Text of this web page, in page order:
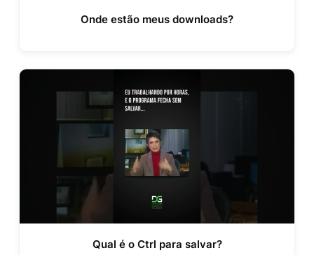
Onde estão meus downloads?
Qual é o Ctrl para salvar?